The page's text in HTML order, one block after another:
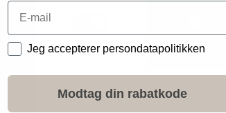
NYHED
Email
DataJeg accepterer persondatapolitikken
Modtag din rabatkode